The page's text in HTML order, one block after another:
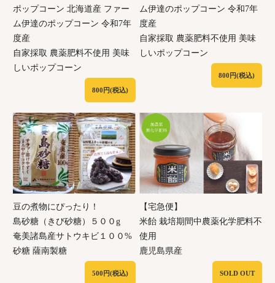
ポップコーン 北海道産 ファー
ム伊達のポップコーン 令和7年
度産
自家採取 農薬肥料不使用 美味
しいポップコーン
800円(税込)
ム伊達のポップコーン 令和7年
度産
自家採取 農薬肥料不使用 美味
しいポップコーン
800円(税込)
豆の煮物にぴったり！
島砂糖（きび砂糖）５００g
奄美諸島産サトウキビ１００%
砂糖 薩南製糖
500円(税込)
【宅急便】
米飴 栽培期間中農薬化学肥料不
使用
鹿児島県産
SOLD OUT